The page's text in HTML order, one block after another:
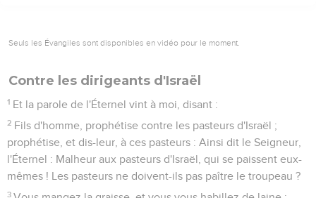
Seuls les Évangiles sont disponibles en vidéo pour le moment.
Contre les dirigeants d'Israël
1 Et la parole de l'Éternel vint à moi, disant :
2 Fils d'homme, prophétise contre les pasteurs d'Israël ;
prophétise, et dis-leur, à ces pasteurs : Ainsi dit le Seigneur,
l'Éternel : Malheur aux pasteurs d'Israël, qui se paissent eux-
mêmes ! Les pasteurs ne doivent-ils pas paître le troupeau ?
3